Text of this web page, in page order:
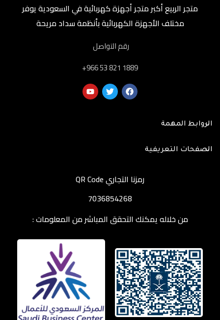
متجر الربيع أكبر متجر أجهزة كهربائية في السعودية يوفر
مختلف الأجهزة الكهربائية بأنظمة سداد مريحة
رقم التواصل
‎+966 53 821 1889
الروابط المهمة
الصفحات التعريفية
رمزنا التجاري QR Code
7036854268
من خلاله يمكنك التحقق المباشر من المعلومات :